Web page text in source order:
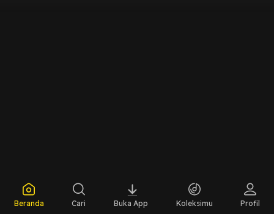
Beranda Cari Buka App Koleksimu Profil